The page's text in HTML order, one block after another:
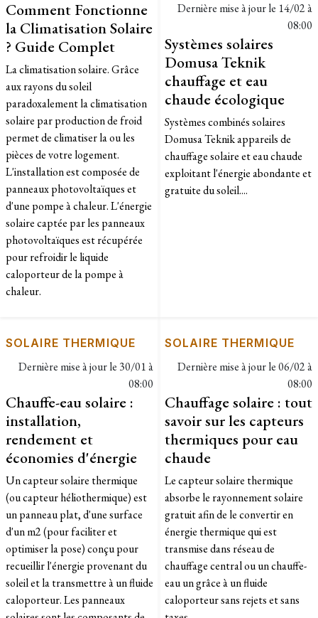
Comment Fonctionne
la Climatisation Solaire
? Guide Complet
La climatisation solaire. Grâce
aux rayons du soleil
paradoxalement la climatisation
solaire par production de froid
permet de climatiser la ou les
pièces de votre logement.
L'installation est composée de
panneaux photovoltaïques et
d'une pompe à chaleur. L'énergie
solaire captée par les panneaux
photovoltaïques est récupérée
pour refroidir le liquide
caloporteur de la pompe à
chaleur.
Dernière mise à jour le 14/02 à
08:00
Systèmes solaires
Domusa Teknik
chauffage et eau
chaude écologique
Systèmes combinés solaires
Domusa Teknik appareils de
chauffage solaire et eau chaude
exploitant l'énergie abondante et
gratuite du soleil....
SOLAIRE THERMIQUE
Dernière mise à jour le 30/01 à
08:00
Chauffe-eau solaire :
installation,
rendement et
économies d'énergie
Un capteur solaire thermique
(ou capteur héliothermique) est
un panneau plat, d'une surface
d'un m2 (pour faciliter et
optimiser la pose) conçu pour
recueillir l'énergie provenant du
soleil et la transmettre à un fluide
caloporteur. Les panneaux
SOLAIRE THERMIQUE
Dernière mise à jour le06/02 à
08:00
Chauffage solaire : tout
savoir sur les capteurs
thermiques pour eau
chaude
Le capteur solaire thermique
absorbe le rayonnement solaire
gratuit afin de le convertir en
énergie thermique qui est
transmise dans réseau de
chauffage central ou un chauffe-
eau un grâce à un fluide
caloporteur sans rejets et sans